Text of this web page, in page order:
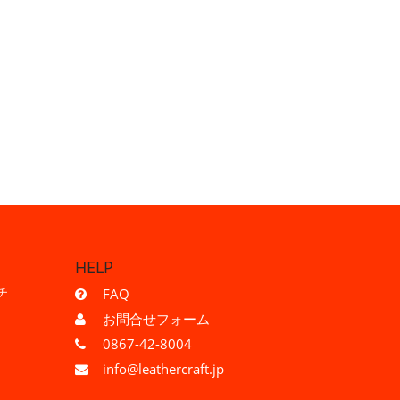
HELP
FAQ
お問合せフォーム
0867-42-8004
info@leathercraft.jp